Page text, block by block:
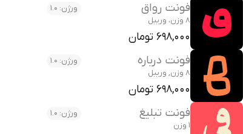
فونت رواق
ورژن: 1.0
8 وزن، وریبل
698,000 تومان
فونت درباره
ورژن: 1.0
8 وزن, وریبل
698,000 تومان
فونت تبلیغ
ورژن: 1.0
1 وزن